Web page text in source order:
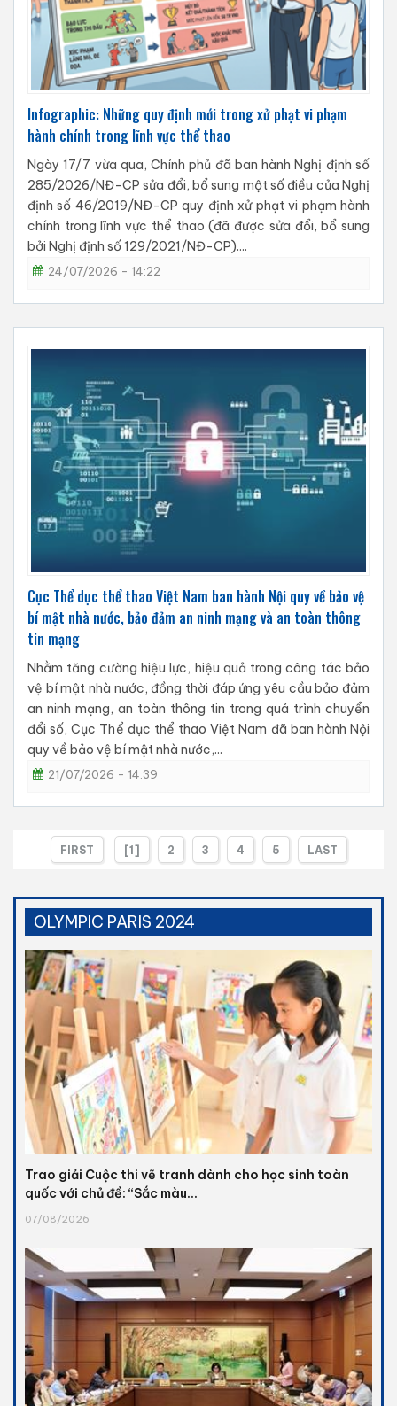
Infographic: Những quy định mới trong xử phạt vi phạm
hành chính trong lĩnh vực thể thao
Ngày 17/7 vừa qua, Chính phủ đã ban hành Nghị định số
285/2026/NĐ-CP sửa đổi, bổ sung một số điều của Nghị
định số 46/2019/NĐ-CP quy định xử phạt vi phạm hành
chính trong lĩnh vực thể thao (đã được sửa đổi, bổ sung
bởi Nghị định số 129/2021/NĐ-CP)....
24/07/2026 - 14:22
Cục Thể dục thể thao Việt Nam ban hành Nội quy về bảo vệ
bí mật nhà nước, bảo đảm an ninh mạng và an toàn thông
tin mạng
Nhằm tăng cường hiệu lực, hiệu quả trong công tác bảo
vệ bí mật nhà nước, đồng thời đáp ứng yêu cầu bảo đảm
an ninh mạng, an toàn thông tin trong quá trình chuyển
đổi số, Cục Thể dục thể thao Việt Nam đã ban hành Nội
quy về bảo vệ bí mật nhà nước,...
21/07/2026 - 14:39
FIRST [1] 2 3 4 5 LAST
OLYMPIC PARIS 2024
Trao giải Cuộc thi vẽ tranh dành cho học sinh toàn
quốc với chủ đề: “Sắc màu...
07/08/2026